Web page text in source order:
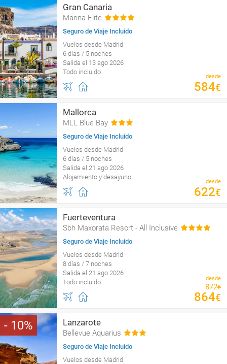
Gran Canaria
Marina Elite
Seguro de Viaje Incluido
Vuelos desde Madrid
6 días / 5 noches
Salida el 13 ago 2026
Todo incluido
desde
584€
Mallorca
MLL Blue Bay
Seguro de Viaje Incluido
Vuelos desde Madrid
6 días / 5 noches
Salida el 21 ago 2026
Alojamiento y desayuno
desde
622€
Fuerteventura
Sbh Maxorata Resort - All Inclusive
Seguro de Viaje Incluido
Vuelos desde Madrid
8 días / 7 noches
Salida el 21 ago 2026
Todo incluido
desde
872€
864€
10 Lanzarote
Bellevue Aquarius
Seguro de Viaje Incluido
Vuelos desde Madrid